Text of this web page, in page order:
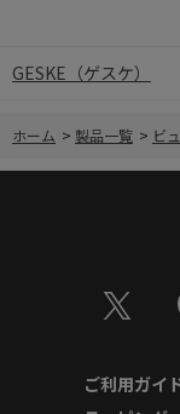
GESKE（ゲスケ）
ホーム > 製品一覧 > ビ
ご利用ガイ